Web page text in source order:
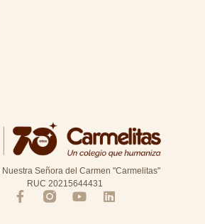
Señora del Carmen "Carmelitas"
RUC 20215644431